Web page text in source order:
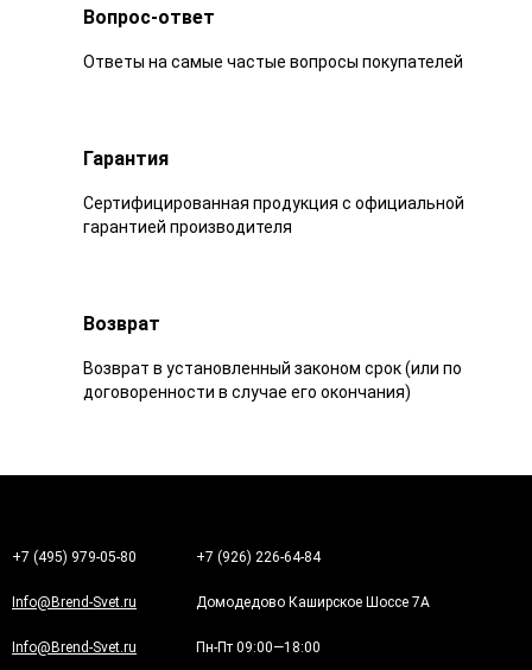
Вопрос-ответ
Ответы на самые частые вопросы покупателей
Гарантия
Сертифицированная продукция с официальной
гарантией производителя
Возврат
Возврат в установленный законом срок (или по
договоренности в случае его окончания)
+7 (495) 979-05-80 +7 (926) 226-64-84
Info@Brend-Svet.ru Домодедово Каширское Шоссе 7А
Info@Brend-Svet.ru Пн-Пт 09:00—18:00